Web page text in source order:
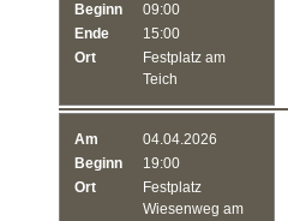
Beginn
09:00
Ende
15:00
Ort
Festplatz am
Teich
Am
04.04.2026
Beginn
19:00
Ort
Festplatz
Wiesenweg am